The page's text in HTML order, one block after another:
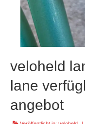
veloheld
lane
angebot